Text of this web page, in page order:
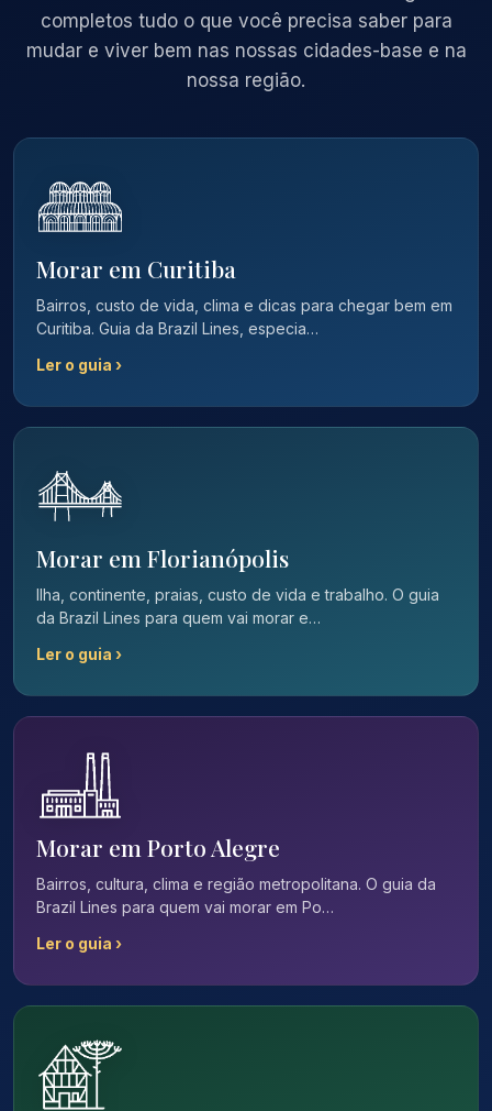
completos tudo o que você precisa saber para
mudar e viver bem nas nossas cidades-base e na
nossa região.
Morar em Curitiba
Bairros, custo de vida, clima e dicas para chegar bem em
Curitiba. Guia da Brazil Lines, especia…
Ler o guia ›
Morar em Florianópolis
Ilha, continente, praias, custo de vida e trabalho. O guia
da Brazil Lines para quem vai morar e…
Ler o guia ›
Morar em Porto Alegre
Bairros, cultura, clima e região metropolitana. O guia da
Brazil Lines para quem vai morar em Po…
Ler o guia ›